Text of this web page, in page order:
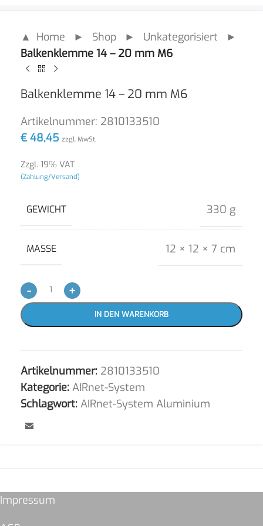
▲ Home ► Shop ► Unkategorisiert ►
Balkenklemme 14 – 20 mm M6
Balkenklemme 14 – 20 mm M6
Artikelnummer: 2810133510
€ 48,45 zzgl. MwSt.
Zzgl. 19% VAT
(Zahlung/Versand)
GEWICHT 330 g
MASSE 12 × 12 × 7 cm
- +
IN DEN WARENKORB
Artikelnummer: 2810133510
Kategorie: AIRnet-System
Schlagwort: AIRnet-System Aluminium
Impressum